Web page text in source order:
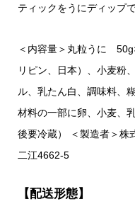
ティックをうにディップ
＜内容量＞丸粒うに
リピン、日本）、小麦粉
ル、乳たん白、調味料、
材料の一部に卵、小麦、
後要冷蔵）
＜製造者＞
二江4662-5
【配送形態】